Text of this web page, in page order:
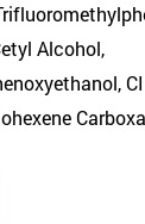
Alcohol,